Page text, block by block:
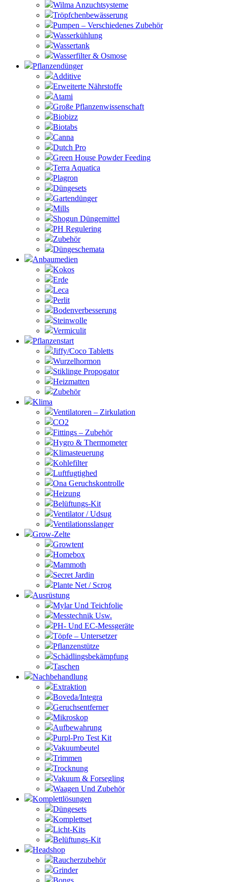
Wilma Anzuchtsysteme
Tröpfchenbewässerung
Pumpen – Verschiedenes Zubehör
Wasserkühlung
Wassertank
Wasserfilter & Osmose
Pflanzendünger
Additive
Erweiterte Nährstoffe
Atami
Große Pflanzenwissenschaft
Biobizz
Biotabs
Canna
Dutch Pro
Green House Powder Feeding
Terra Aquatica
Plagron
Düngesets
Gartendünger
Mills
Shogun Düngemittel
PH Regulering
Zubehör
Düngeschemata
Anbaumedien
Kokos
Erde
Leca
Perlit
Bodenverbesserung
Steinwolle
Vermiculit
Pflanzenstart
Jiffy/Coco Tabletts
Wurzelhormon
Stiklinge Propogator
Heizmatten
Zubehör
Klima
Ventilatoren – Zirkulation
CO2
Fittings – Zubehör
Hygro & Thermometer
Klimasteuerung
Kohlefilter
Luftfugtighed
Ona Geruchskontrolle
Heizung
Belüftungs-Kit
Ventilator / Udsug
Ventilationsslanger
Grow-Zelte
Growtent
Homebox
Mammoth
Secret Jardin
Plante Net / Scrog
Ausrüstung
Mylar Und Teichfolie
Messtechnik Usw.
PH- Und EC-Messgeräte
Töpfe – Untersetzer
Pflanzenstütze
Schädlingsbekämpfung
Taschen
Nachbehandlung
Extraktion
Boveda/Integra
Geruchsentferner
Mikroskop
Aufbewahrung
Purpl-Pro Test Kit
Vakuumbeutel
Trimmen
Trocknung
Vakuum & Forsegling
Waagen Und Zubehör
Komplettlösungen
Düngesets
Komplettset
Licht-Kits
Belüftungs-Kit
Headshop
Raucherzubehör
Grinder
Bongs